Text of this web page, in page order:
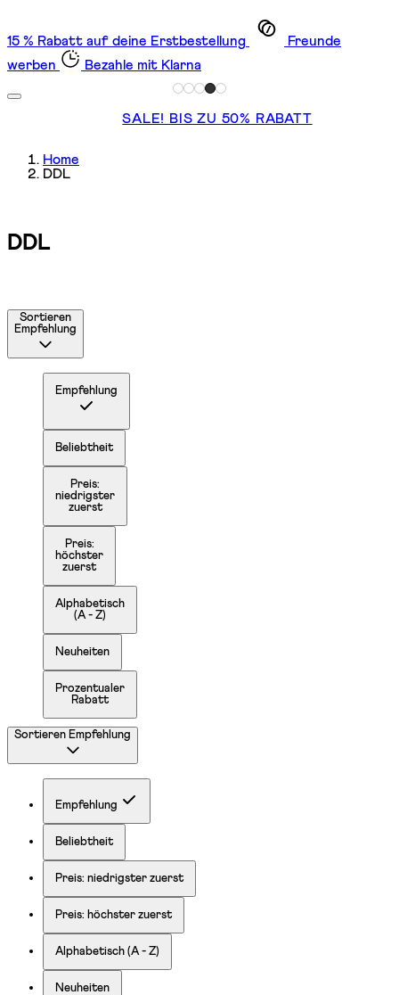
15 % Rabatt auf deine Erstbestellung
Freunde
werben
Bezahle mit Klarna
SALE! BIS ZU 50% RABATT
Home
DDL
DDL
Sortieren
Empfehlung
Empfehlung
Beliebtheit
Preis:
niedrigster
zuerst
Preis:
höchster
zuerst
Alphabetisch
(A - Z)
Neuheiten
Prozentualer
Rabatt
Sortieren Empfehlung
Empfehlung
Beliebtheit
Preis: niedrigster zuerst
Preis: höchster zuerst
Alphabetisch (A - Z)
Neuheiten